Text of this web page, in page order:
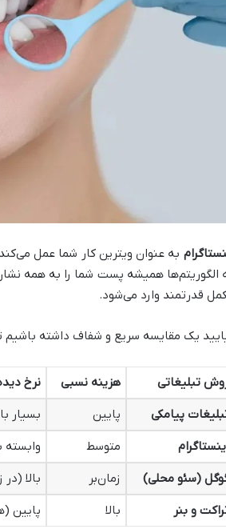
به عنوان ویترین کار شما عمل
قدرتمند وارد می‌شود.
یک مقایسه سریع و شفاف داشته باشیم
تبلیغاتی هزینه نسبی نرخ
پیامکی
پایین بسیار
متوسط وابسته
(سئو محلی)
زمان‌بر بالا
و بنر
بالا پایین